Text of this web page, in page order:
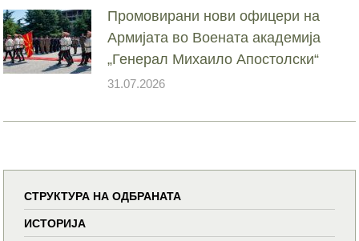
Промовирани нови офицери на
Армијата во Воената академија
„Генерал Михаило Апостолски“
31.07.2026
СТРУКТУРА НА ОДБРАНАТА
ИСТОРИЈА